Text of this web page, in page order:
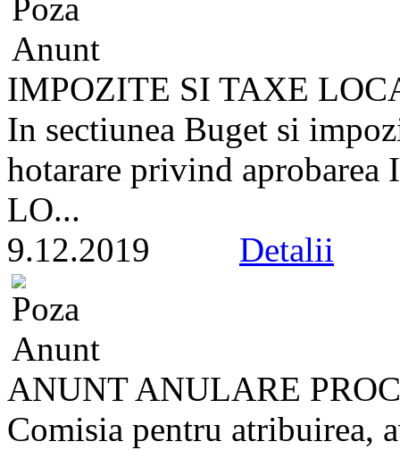
IMPOZITE SI TAXE
In sectiunea Buget si
hotarare privind
LO...
9.12.2019 Detalii
ANUNT ANULARE
Comisia pentru atribuirea,